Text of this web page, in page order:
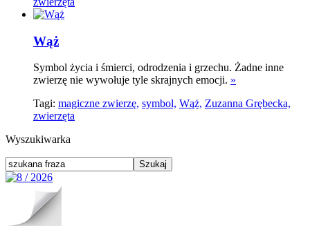
Wąż
Symbol życia i śmierci, odrodzenia i grzechu. Żadne inne
zwierzę nie wywołuje tyle skrajnych emocji. »
Tagi: magiczne zwierzę, symbol, Wąż, Zuzanna Grębecka,
zwierzęta
Wyszukiwarka